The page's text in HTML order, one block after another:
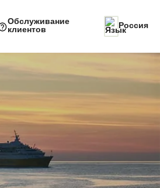
Обслуживание
клиентов
Россия